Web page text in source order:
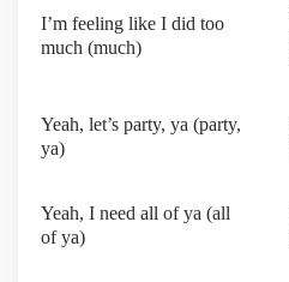
I’m feeling like I did too
much (much)
Yeah, let’s party, ya (party,
ya)
Yeah, I need all of ya (all
of ya)